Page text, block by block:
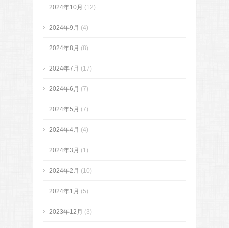
2024年10月 (12)
2024年9月 (4)
2024年8月 (8)
2024年7月 (17)
2024年6月 (7)
2024年5月 (7)
2024年4月 (4)
2024年3月 (1)
2024年2月 (10)
2024年1月 (5)
2023年12月 (3)